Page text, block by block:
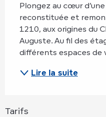
Plongez au cœur
reconstituée et
1210, aux origines du
Auguste. Au fil des
différents espaces de
Lire la suite
Tarifs